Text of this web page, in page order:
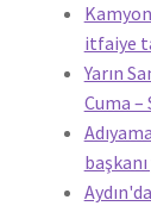
itfaiye
Yarın
Cuma –